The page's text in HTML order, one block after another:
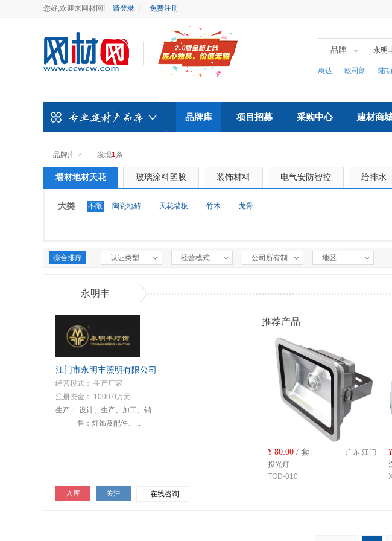
您好,欢迎来网材网! 请登录 免费注册
品牌
惠达 欧司朗 陆功
品牌库 项目招募 采购中心 建材商
品牌库 > 发现1条
墙材地材天花 玻璃涂料塑胶 装饰材料 电气安防智控 给排水
大类 不限 陶瓷地砖 天花墙板 竹木 龙骨
综合排序 认证类型 经营模式 公司所有制 地区
永明丰
江门市永明丰照明有限公司
经营模式： 生产厂家
注册资金： 1000.0万元
生产： 设计、生产、加工、销
售：灯饰及配件、...
入库 关注 在线咨询
推荐产品
广东,江门
¥ 80.00 / 套
投光灯
TGD-010
¥